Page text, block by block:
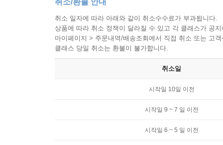
취소/환불 안내
취소 일자에 따라 아래와 같이 취소수수료가 부과됩니다.
상품에 따라 취소 정책이 달라질 수 있고 각 클래스가 공
마이페이지 > 주문내역/배송조회에서 직접 취소 또는 고
클래스 당일 취소는 환불이 불가합니다.
취소일
시작일 10일 이전
시작일 9 ~ 7 일 이전
시작일 6 ~ 5 일 이전